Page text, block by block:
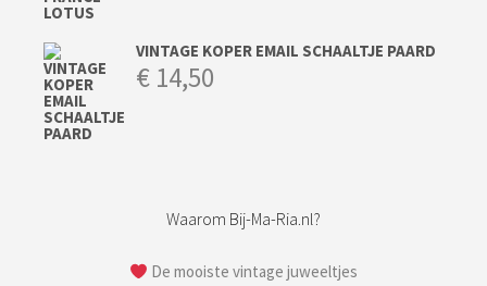
VINTAGE KOPER EMAIL SCHAALTJE PAARD
€ 14,50
Waarom Bij-Ma-Ria.nl?
De mooiste vintage juweeltjes